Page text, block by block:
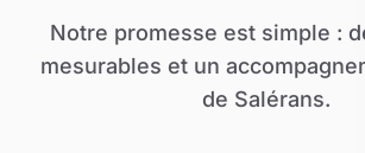
Notre promesse est simple :
mesurables et un
de Salérans.